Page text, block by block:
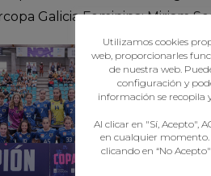
Galicia Feminina: Miriam
Utilizamos cookies
web, proporcionarles
de nuestra web.
configuración y
información se recopila
Al clicar en "Sí, Acepto",
en cualquier momento.
clicando en “No